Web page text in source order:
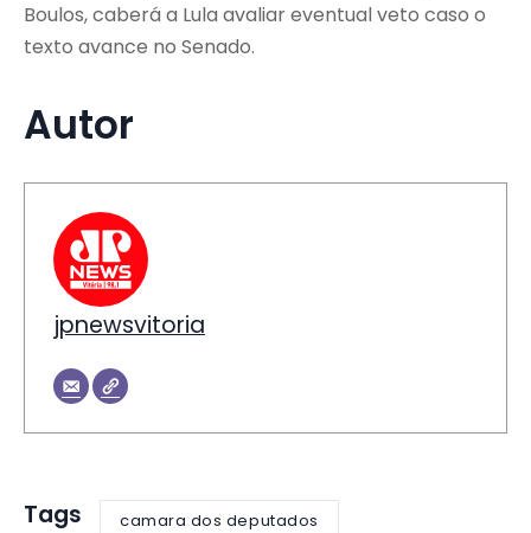
Boulos, caberá a Lula avaliar eventual veto caso o
texto avance no Senado.
Autor
jpnewsvitoria
Tags camara dos deputados